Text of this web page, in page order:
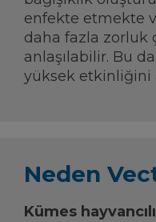
enfekte etmekte
daha fazla zorluk
anlaşılabilir. Bu
yüksek etkinliğini
Neden
Kümes